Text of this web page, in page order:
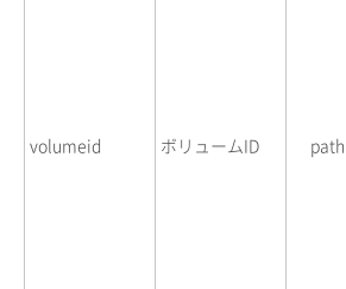
volumeid ボリュームID path